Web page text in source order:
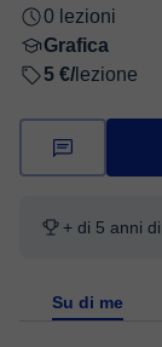
0 lezioni
Grafica
5 €/ lezione
+ di 5 anni
Su di me